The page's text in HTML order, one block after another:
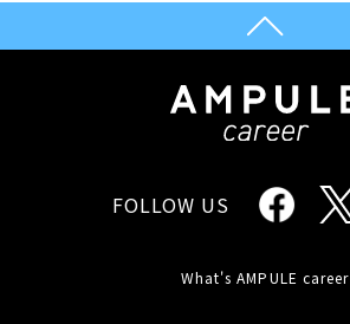
FOLLOW US
What's AMPULE career